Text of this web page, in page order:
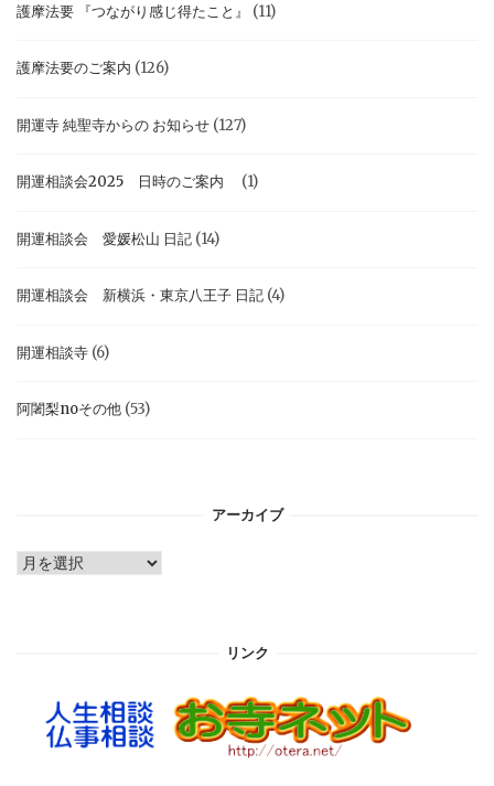
護摩法要 『つながり感じ得たこと』 (11)
護摩法要のご案内 (126)
開運寺 純聖寺からの お知らせ (127)
開運相談会2025 日時のご案内 (1)
開運相談会 愛媛松山 日記 (14)
開運相談会 新横浜・東京八王子 日記 (4)
開運相談寺 (6)
阿闍梨noその他 (53)
アーカイブ
ア
リンク